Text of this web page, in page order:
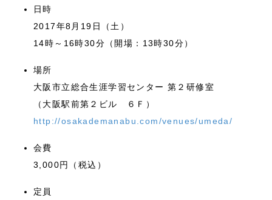
日時
2017年8月19日（土）
14時～16時30分（開場：13時30分）
場所
大阪市立総合生涯学習センター 第２研修室
（大阪駅前第２ビル ６Ｆ）
http://osakademanabu.com/venues/umeda/
会費
3,000円（税込）
定員